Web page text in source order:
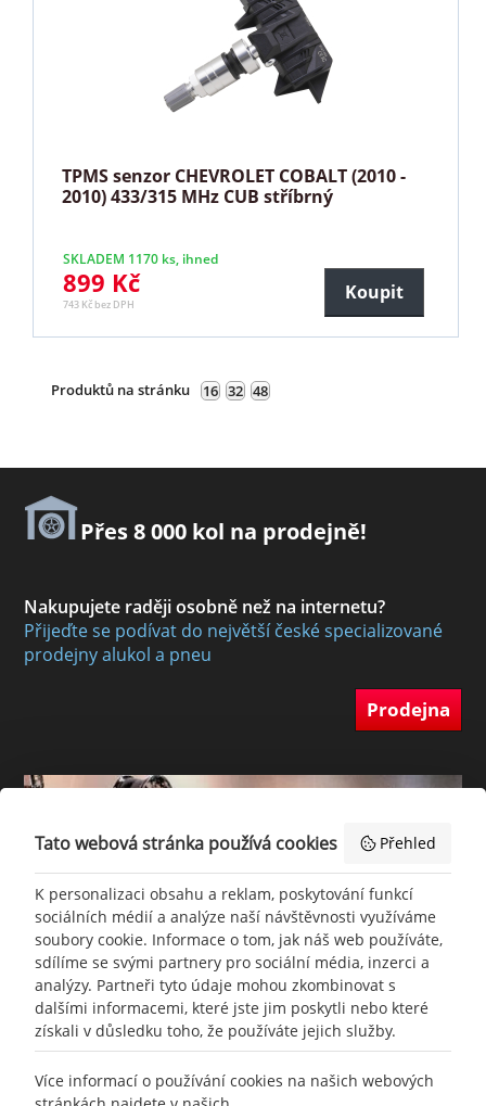
TPMS senzor CHEVROLET COBALT (2010 -
2010) 433/315 MHz CUB stříbrný
SKLADEM 1170 ks, ihned
899 Kč
743 Kč bez DPH
Koupit
Produktů na stránku 16 32 48
Přes 8 000 kol na prodejně!
Nakupujete raději osobně než na internetu?
Přijeďte se podívat do největší české specializované
prodejny alukol a pneu
Prodejna
+420777 465 460
Tato webová stránka používá cookies Přehled
K personalizaci obsahu a reklam, poskytování funkcí
sociálních médií a analýze naší návštěvnosti využíváme
soubory cookie. Informace o tom, jak náš web používáte,
sdílíme se svými partnery pro sociální média, inzerci a
analýzy. Partneři tyto údaje mohou zkombinovat s
dalšími informacemi, které jste jim poskytli nebo které
získali v důsledku toho, že používáte jejich služby.
Více informací o používání cookies na našich webových